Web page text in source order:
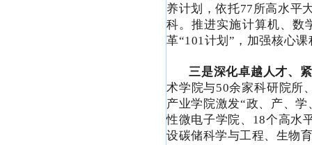
养计划，依托77所高水平
科。推进实施计算机、数
革“101计划”，加强核心
三是深化卓越人才、
术学院与50余家科研院所
产业学院激发“政、产、
性微电子学院、18个高水
设碳储科学与工程、生物